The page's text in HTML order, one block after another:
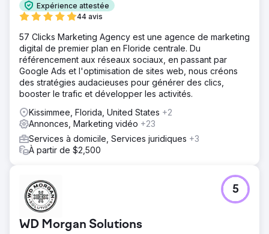
Expérience attestée
44 avis
57 Clicks Marketing Agency est une agence de marketing
digital de premier plan en Floride centrale. Du
référencement aux réseaux sociaux, en passant par
Google Ads et l'optimisation de sites web, nous créons
des stratégies audacieuses pour générer des clics,
booster le trafic et développer les activités.
Kissimmee, Florida, United States +2
Annonces, Marketing vidéo +23
Services à domicile, Services juridiques +3
À partir de $2,500
WD Morgan Solutions
5